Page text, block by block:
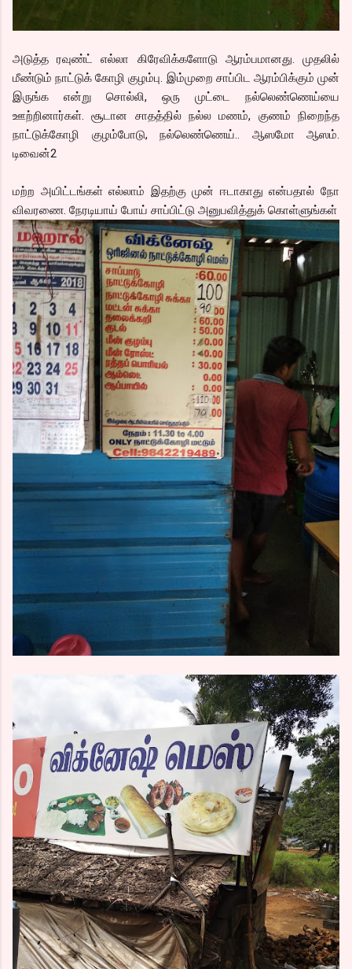
அடுத்த ரவுண்ட் எல்லா கிரேவிக்களோடு ஆரம்பமானது. முதலில்
மீண்டும் நாட்டுக் கோழி குழம்பு. இம்முறை சாப்பிட ஆரம்பிக்கும் முன்
இருங்க என்று சொல்லி, ஒரு முட்டை நல்லெண்ணெய்யை
ஊற்றினார்கள். சூடான சாதத்தில் நல்ல மணம், குணம் நிறைந்த
நாட்டுக்கோழி குழம்போடு, நல்லெண்ணெய்.. ஆஸமோ ஆஸம்.
டிவைன்2
மற்ற அயிட்டங்கள் எல்லாம் இதற்கு முன் ஈடாகாது என்பதால் நோ
விவரணை. நேரடியாய் போய் சாப்பிட்டு அனுபவித்துக் கொள்ளுங்கள்